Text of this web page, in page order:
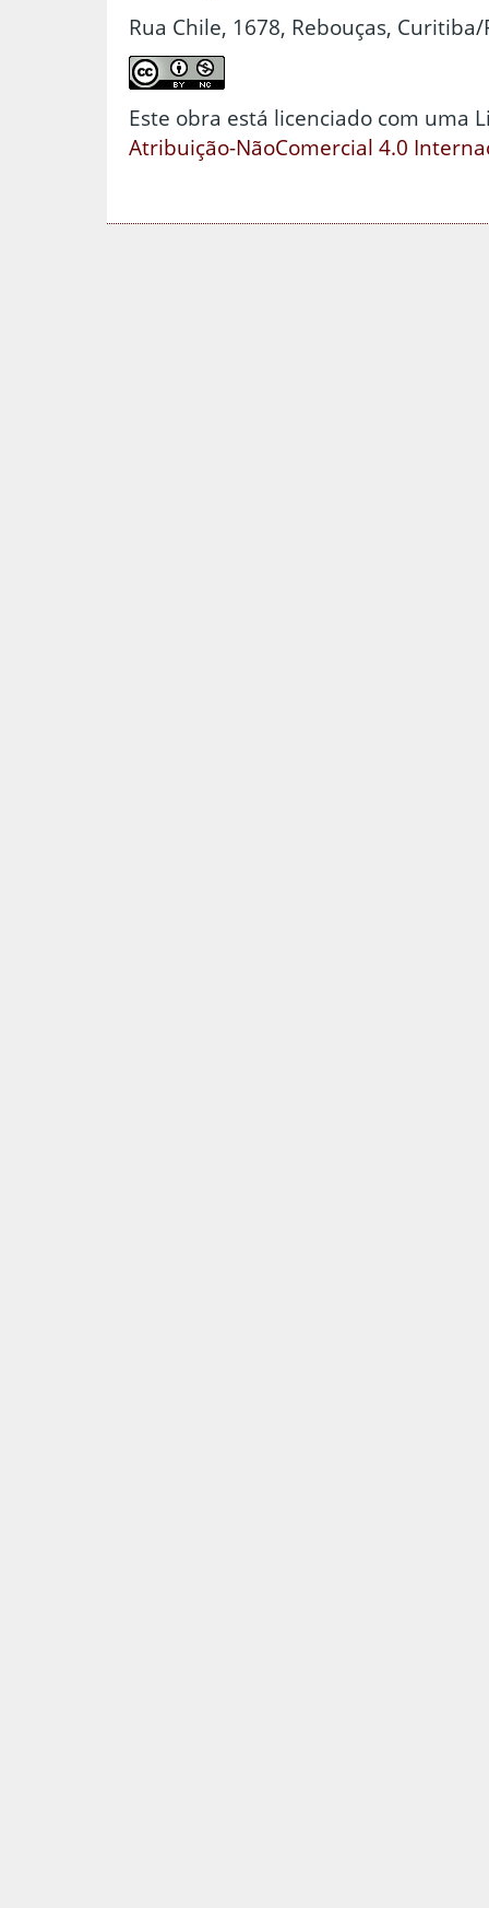
Rua Chile, 1678, Rebouças, Curitiba/
Este obra está licenciado com uma
Atribuição-NãoComercial 4.0